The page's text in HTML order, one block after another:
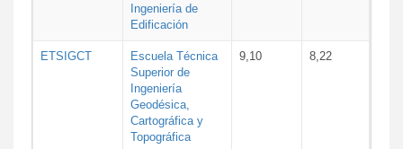
Ingeniería de
Edificación
ETSIGCT
Escuela Técnica
Superior de
Ingeniería
Geodésica,
Cartográfica y
Topográfica
9,10 8,22